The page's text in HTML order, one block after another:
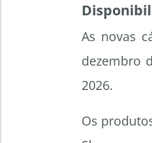
As novas
dezembro
2026.
Os